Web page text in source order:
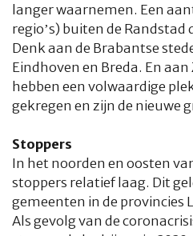
HOME COLUMNS WHAT'S
langer waarnemen. Een
regio’s) buiten de Randstad
Denk aan de Brabantse
Eindhoven en Breda. En aan
hebben een volwaardige
gekregen en zijn de nieuwe
Stoppers
In het noorden en oosten
stoppers relatief laag. Dit
gemeenten in de provincies
Als gevolg van de